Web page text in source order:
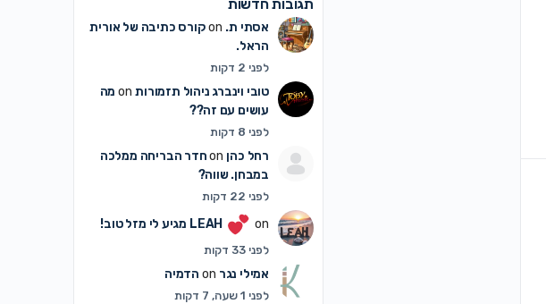
תגובות חדשות
אסתי ת.
קורס כתיבה של אורית
הראל.
לפני 2 דקות
טובי וינברג ניהול תזמורותon
מה
עושים עם זה??
לפני 8 דקות
רחל כהן
חדר הבריחה ממלכה
במבחן. שווה?
לפני 22 דקות
LEAH on מגיע לי מזל טוב!
לפני 33 דקות
אמילי נגר הדמיה
לפני 1 שעה, 7 דקות